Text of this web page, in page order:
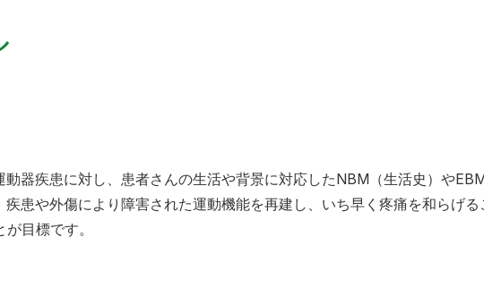
器疾患に対し、患者さんの生活や背景に対応したNBM（生活史）や
患や外傷により障害された運動機能を再建し、いち早く疼痛を和らげる
目標です。